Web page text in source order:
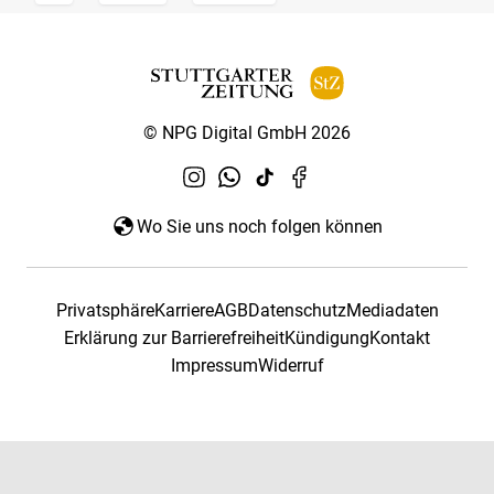
© NPG Digital GmbH 2026
Wo Sie uns noch folgen können
PrivatsphäreKarriereAGBDatenschutzMediadaten
Erklärung zur BarrierefreiheitKündigungKontakt
ImpressumWiderruf